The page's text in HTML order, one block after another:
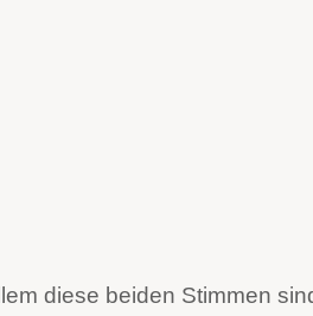
diese beiden Stimmen